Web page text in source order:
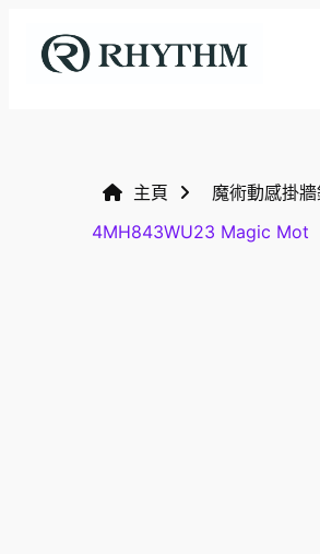
主頁
魔術動感掛
4MH843WU23 Magic Mot